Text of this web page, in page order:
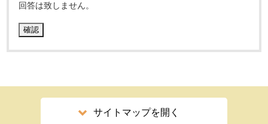
回答は致しません。
サイトマップを開く